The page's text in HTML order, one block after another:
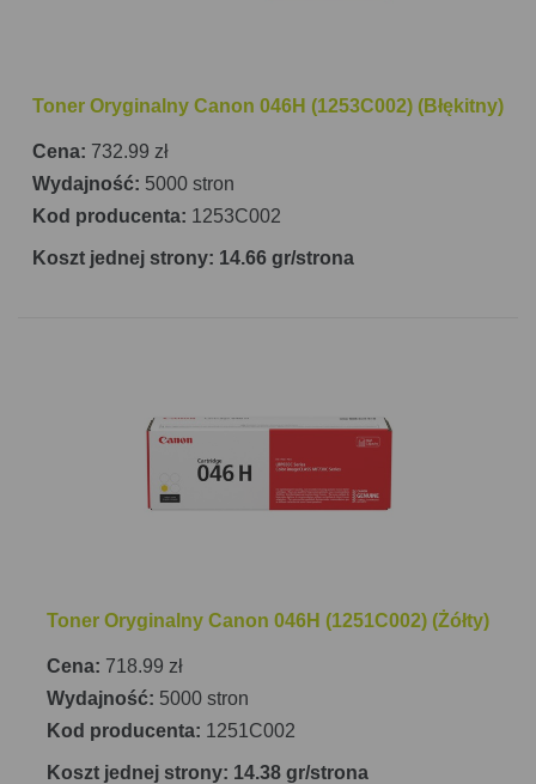
Toner Oryginalny Canon 046H (1253C002) (Błękitny)
Cena: 732.99 zł
Wydajność: 5000 stron
Kod producenta: 1253C002
Koszt jednej strony: 14.66 gr/strona
Toner Oryginalny Canon 046H (1251C002) (Żółty)
Cena: 718.99 zł
Wydajność: 5000 stron
Kod producenta: 1251C002
Koszt jednej strony: 14.38 gr/strona